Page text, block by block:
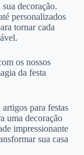
decoração.
personalizados
tornar cada
os nossos
da festa
para festas
uma decoração
impressionante
sua casa